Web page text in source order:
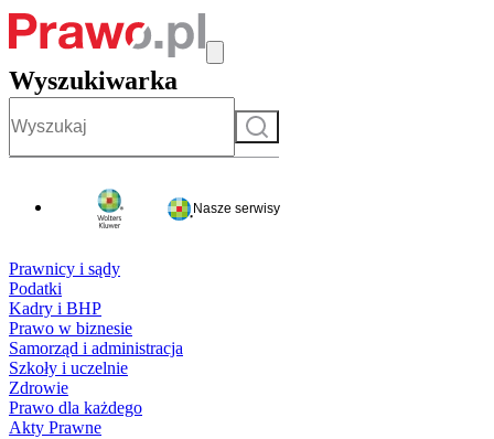
Wyszukiwarka
Szukaj
Nasze serwisy
Prawnicy i sądy
Podatki
Kadry i BHP
Prawo w biznesie
Samorząd i administracja
Szkoły i uczelnie
Zdrowie
Prawo dla każdego
Akty Prawne